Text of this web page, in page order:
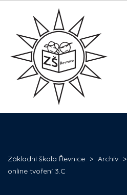
Základní škola Řevnice > Archív >
online tvoření 3.C